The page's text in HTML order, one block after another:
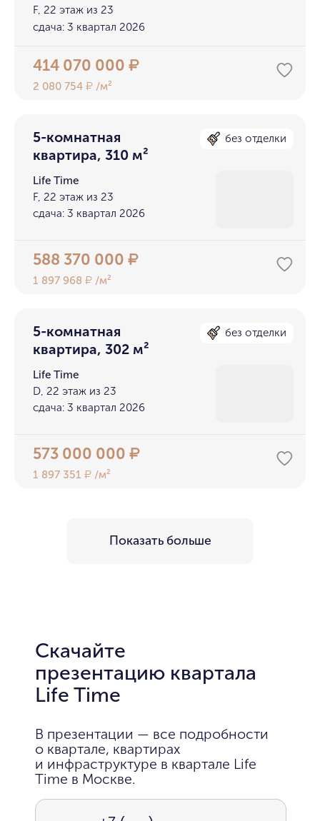
F, 22 этаж из 23
сдача: 3 квартал 2026
414 070 000₽
2 080 754₽ /м²
5-комнатная
квартира, 310 м²
без отделки
Life Time
F, 22 этаж из 23
сдача: 3 квартал 2026
588 370 000₽
1 897 968₽ /м²
5-комнатная
квартира, 302 м²
без отделки
Life Time
D, 22 этаж из 23
сдача: 3 квартал 2026
573 000 000₽
1 897 351₽ /м²
Показать больше
Скачайте
презентацию квартала
Life Time
В презентации — все подробности
о квартале, квартирах
и инфраструктуре в квартале Life
Time в Москве.